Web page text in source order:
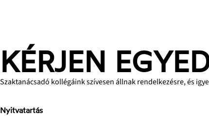
KÉRJEN
Szaktanácsadó kollégáink szívesen állnak rendelkezésre, és
Nyitvatartás